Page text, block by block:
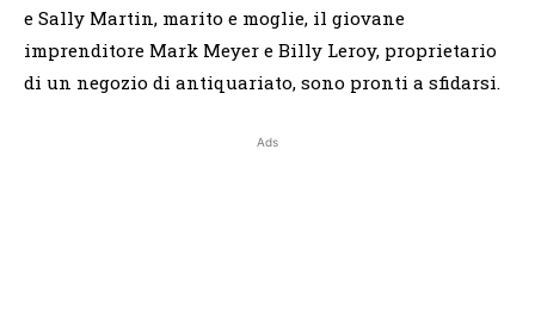
e Sally Martin, marito e moglie, il giovane
imprenditore Mark Meyer e Billy Leroy, proprietario
di un negozio di antiquariato, sono pronti a sfidarsi.
Ads